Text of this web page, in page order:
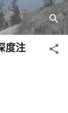
度注